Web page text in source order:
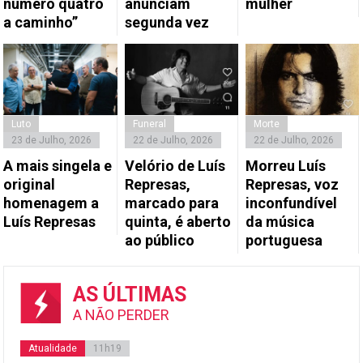
número quatro
a caminho”
anunciam
segunda vez
mulher
Luto
23 de Julho, 2026
A mais singela e
original
homenagem a
Luís Represas
Funeral
22 de Julho, 2026
Velório de Luís
Represas,
marcado para
quinta, é aberto
ao público
Morte
22 de Julho, 2026
Morreu Luís
Represas, voz
inconfundível
da música
portuguesa
AS ÚLTIMAS
A NÃO PERDER
Atualidade 11h19